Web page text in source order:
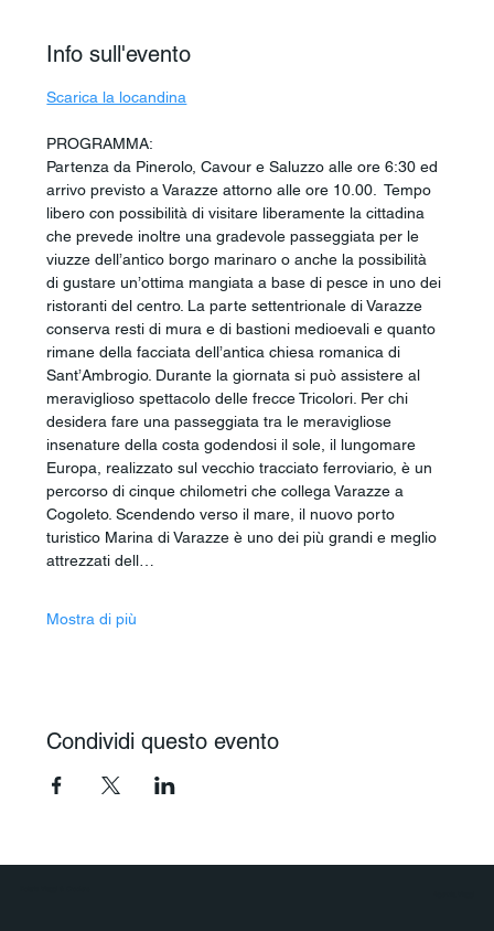
Info sull'evento
Scarica la locandina
PROGRAMMA:
Partenza da Pinerolo, Cavour e Saluzzo alle ore 6:30 ed
arrivo previsto a Varazze attorno alle ore 10.00.  Tempo
libero con possibilità di visitare liberamente la cittadina
che prevede inoltre una gradevole passeggiata per le
viuzze dell’antico borgo marinaro o anche la possibilità
di gustare un’ottima mangiata a base di pesce in uno dei
ristoranti del centro. La parte settentrionale di Varazze
conserva resti di mura e di bastioni medioevali e quanto
rimane della facciata dell’antica chiesa romanica di
Sant’Ambrogio. Durante la giornata si può assistere al
meraviglioso spettacolo delle frecce Tricolori. Per chi
desidera fare una passeggiata tra le meravigliose
insenature della costa godendosi il sole, il lungomare
Europa, realizzato sul vecchio tracciato ferroviario, è un
percorso di cinque chilometri che collega Varazze a
Cogoleto. Scendendo verso il mare, il nuovo porto
turistico Marina di Varazze è uno dei più grandi e meglio
attrezzati dell…
Mostra di più
Condividi questo evento